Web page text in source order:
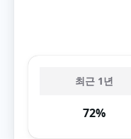
최근 1년
72%